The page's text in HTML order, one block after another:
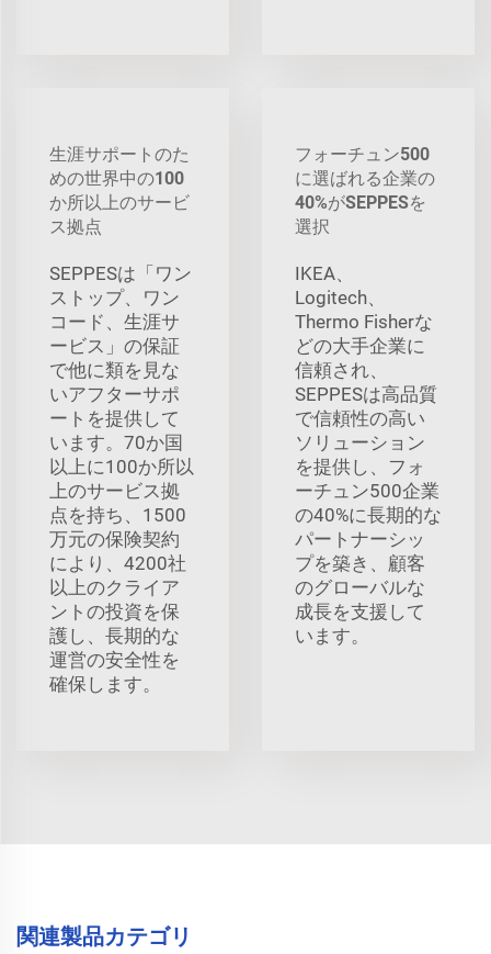
生涯サポートのた
めの世界中の100
か所以上のサービ
ス拠点
SEPPESは「ワン
ストップ、ワン
コード、生涯サ
ービス」の保証
で他に類を見な
いアフターサポ
ートを提供して
います。70か国
以上に100か所以
上のサービス拠
点を持ち、1500
万元の保険契約
により、4200社
以上のクライア
ントの投資を保
護し、長期的な
運営の安全性を
確保します。
フォーチュン500
に選ばれる企業の
40%がSEPPESを
選択
IKEA、
Logitech、
Thermo Fisherな
どの大手企業に
信頼され、
SEPPESは高品質
で信頼性の高い
ソリューション
を提供し、フォ
ーチュン500企業
の40%に長期的な
パートナーシッ
プを築き、顧客
のグローバルな
成長を支援して
います。
関連製品カテゴリ